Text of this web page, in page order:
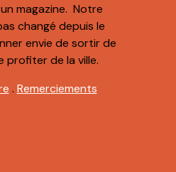
magazine. Notre
changé depuis le
envie de sortir de
profiter de la ville.
. Remerciements